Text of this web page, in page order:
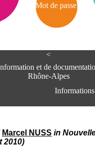
<
et de
Rhône-Alpes
du CRA
Centre
Marcel NUSS in
2010)
Mot de passe
e
e
I
n
f